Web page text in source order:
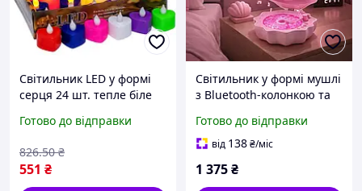
Світильник LED у формі
серця 24 шт. тепле біле
затишної атмосфери
Готово до відправки
551 ₴
826.50 ₴
Світильник у формі мушлі
з Bluetooth-колонкою та
Готово до відправки
від 138₴/міс
1 375₴